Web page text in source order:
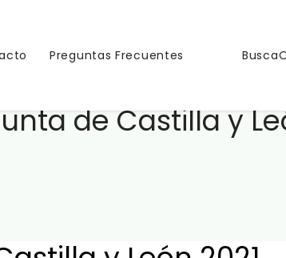
Preguntas Frecuentes
de Castilla y